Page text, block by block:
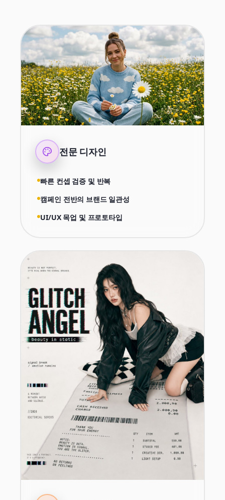
전문 디자인
빠른 컨셉 검증 및 반복
캠페인 전반의 브랜드 일관성
UI/UX 목업 및 프로토타입